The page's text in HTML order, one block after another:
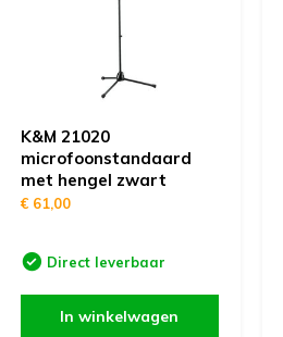
K&M 21020
microfoonstandaard
met hengel zwart
€ 61,00
Direct leverbaar
In winkelwagen